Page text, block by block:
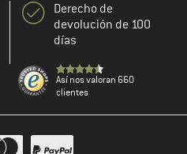
Derecho de
devolución de 100
días
Así nos valoran 660
clientes